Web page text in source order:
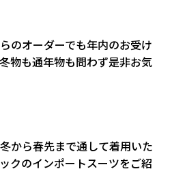
のオーダーでも年内のお受け
物も通年物も問わず是非お気
から春先まで通して着用いた
クのインポートスーツをご紹